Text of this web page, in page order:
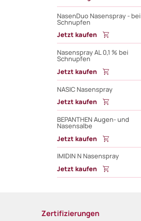
NasenDuo Nasenspray - bei
Schnupfen
Jetzt kaufen
Nasenspray AL 0,1 % bei
Schnupfen
Jetzt kaufen
NASIC Nasenspray
Jetzt kaufen
BEPANTHEN Augen- und
Nasensalbe
Jetzt kaufen
IMIDIN N Nasenspray
Jetzt kaufen
Zertifizierungen